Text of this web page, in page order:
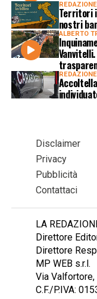
REDAZIONE
Territori
nostri
ALBERTO
REDAZIONE
Disclaimer
Privacy
Pubblicità
Contattaci
LA
Direttore
Direttore
MP WEB s.r.l.
Via
C.F./P.IVA: